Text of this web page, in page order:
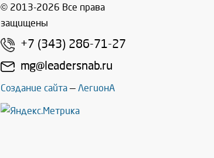
© 2013-2026 Все права
защищены
+7 (343) 286-71-27
mg@leadersnab.ru
Создание сайта— ЛегионА